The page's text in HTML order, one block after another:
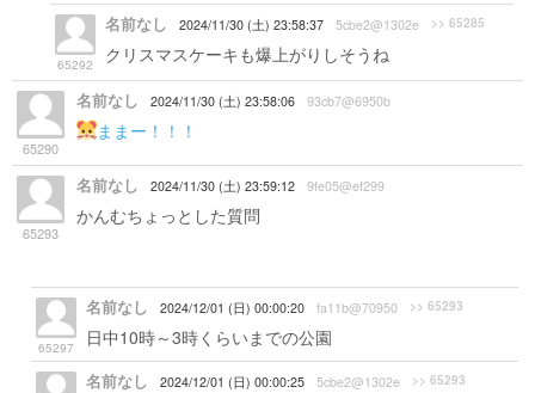
65292
名前なし 2024/11/30 (土) 23:58:37 5cbe2@1302e >> 65285
クリスマスケーキも爆上がりしそうね
65290
名前なし 2024/11/30 (土) 23:58:06 93cb7@6950b
ままー！！！
65293
名前なし 2024/11/30 (土) 23:59:12 9fe05@ef299
かんむちょっとした質問
65297
名前なし 2024/12/01 (日) 00:00:20 fa11b@70950 >> 65293
日中10時～3時くらいまでの公園
名前なし 2024/12/01 (日) 00:00:25 5cbe2@1302e >> 65293